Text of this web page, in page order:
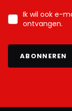
Ik wil ook e-
ontvangen.
ABONNEREN